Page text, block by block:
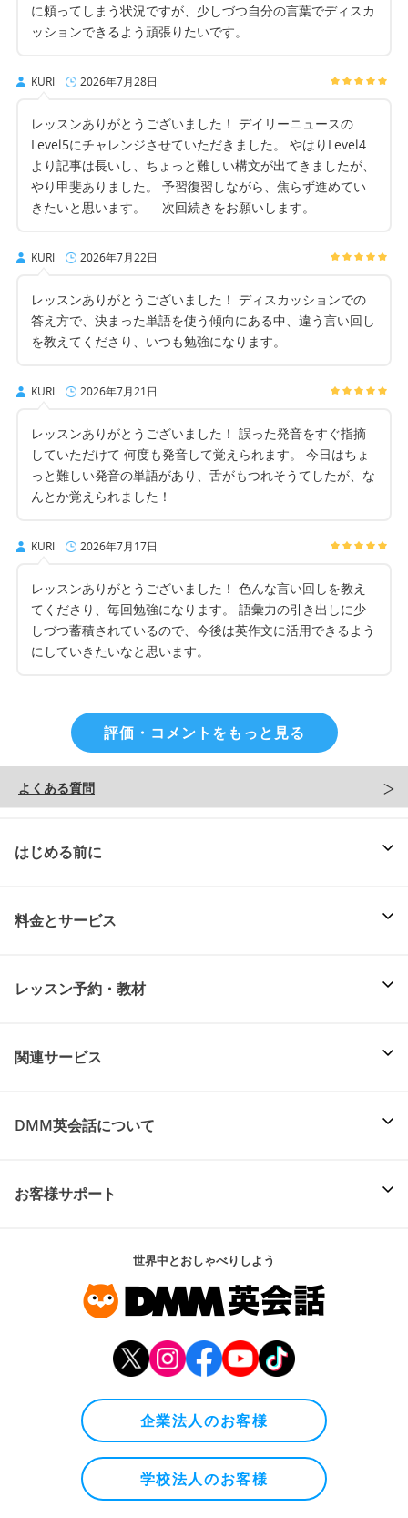
に頼ってしまう状況ですが、少しづつ自分の言葉でディスカ
ッションできるよう頑張りたいです。
KURI 2026年7月28日
レッスンありがとうございました！ デイリーニュースの
Level5にチャレンジさせていただきました。 やはりLevel4
より記事は長いし、ちょっと難しい構文が出てきましたが、
やり甲斐ありました。 予習復習しながら、焦らず進めてい
きたいと思います。 次回続きをお願いします。
KURI 2026年7月22日
レッスンありがとうございました！ ディスカッションでの
答え方で、決まった単語を使う傾向にある中、違う言い回し
を教えてくださり、いつも勉強になります。
KURI 2026年7月21日
レッスンありがとうございました！ 誤った発音をすぐ指摘
していただけて 何度も発音して覚えられます。 今日はちょ
っと難しい発音の単語があり、舌がもつれそうてしたが、な
んとか覚えられました！
KURI 2026年7月17日
レッスンありがとうございました！ 色んな言い回しを教え
てくださり、毎回勉強になります。 語彙力の引き出しに少
しづつ蓄積されているので、今後は英作文に活用できるよう
にしていきたいなと思います。
評価・コメントをもっと見る
よくある質問
はじめる前に
料金とサービス
レッスン予約・教材
関連サービス
DMM英会話について
お客様サポート
世界中とおしゃべりしよう
企業法人のお客様
学校法人のお客様